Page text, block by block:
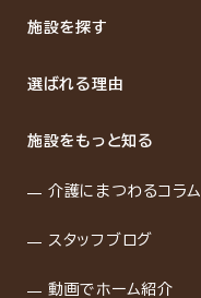
施設を探す
選ばれる理由
施設をもっと知る
介護にまつわるコラム
スタッフブログ
動画でホーム紹介